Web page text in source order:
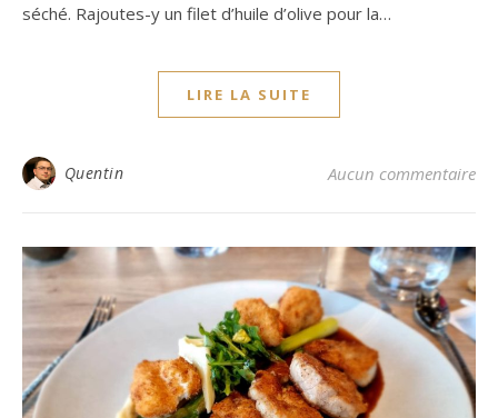
séché. Rajoutes-y un filet d’huile d’olive pour la…
LIRE LA SUITE
Quentin Aucun commentaire